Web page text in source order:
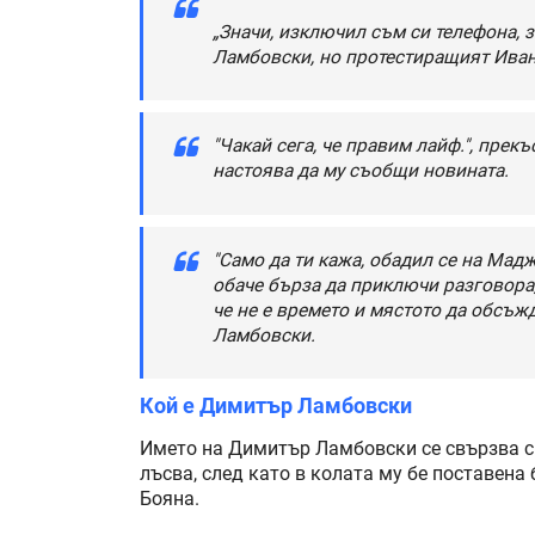
„Значи, изключил съм си
Ламбовски, но протестиращият
"Чакай сега, че правим лайф.",
настоява да му съобщи новината.
"Само да ти кажа, обадил се на
обаче бърза да приключи
че не е времето и мястото да
Ламбовски.
Кой е Димитър Ламбовски
Името на Димитър Ламбовски се свързва
лъсва, след като в колата му бе
Бояна.